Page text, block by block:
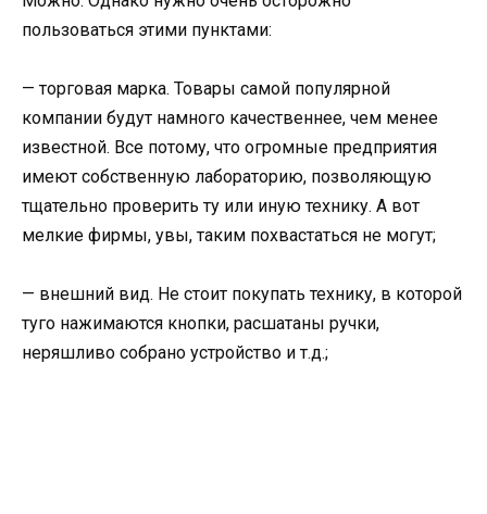
пользоваться этими пунктами:
— торговая марка. Товары самой популярной
компании будут намного качественнее, чем менее
известной. Все потому, что огромные предприятия
имеют собственную лабораторию, позволяющую
тщательно проверить ту или иную технику. А вот
мелкие фирмы, увы, таким похвастаться не могут;
— внешний вид. Не стоит покупать технику, в которой
туго нажимаются кнопки, расшатаны ручки,
неряшливо собрано устройство и т.д.;